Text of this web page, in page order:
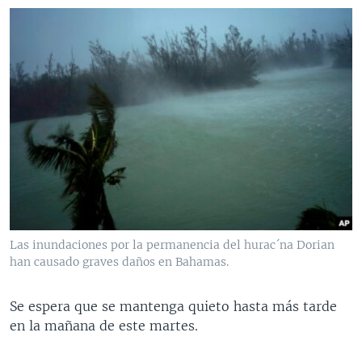
Las inundaciones por la permanencia del hurac´na Dorian
han causado graves daños en Bahamas.
Se espera que se mantenga quieto hasta más tarde
en la mañana de este martes.